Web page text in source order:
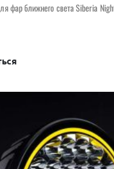
фар ближнего света Siberia